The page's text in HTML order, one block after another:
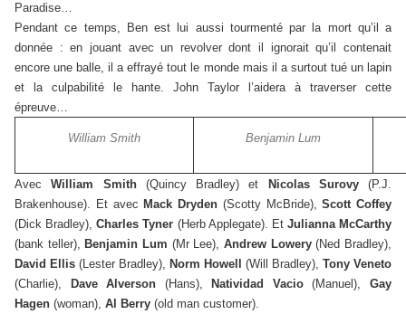
Paradise…
Pendant ce temps, Ben est lui aussi tourmenté par la mort qu’il a
donnée : en jouant avec un revolver dont il ignorait qu’il contenait
encore une balle, il a effrayé tout le monde mais il a surtout tué un lapin
et la culpabilité le hante. John Taylor l’aidera à traverser cette
épreuve…
William Smith Benjamin Lum
AvecWilliam Smith (Quincy Bradley) et Nicolas Surovy (P.J.
Brakenhouse). Et avec Mack Dryden (Scotty McBride),Scott Coffey
(Dick Bradley),Charles Tyner (Herb Applegate). Et Julianna McCarthy
(bank teller), Benjamin Lum (Mr Lee),Andrew Lowery(Ned Bradley),
David Ellis (Lester Bradley), Norm Howell (Will Bradley), Tony Veneto
(Charlie),
Dave Alverson (Hans), Natividad Vacio(Manuel),Gay
Hagen (woman), Al Berry (old man customer).